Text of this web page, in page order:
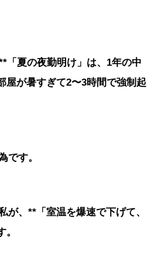
「夏の夜勤明け」は、1年の中
屋が暑すぎて2〜3時間で強制起
です。
、**「室温を爆速で下げて、